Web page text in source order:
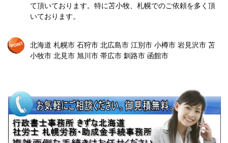
て頂いております。特に苫小牧、札幌でのご依頼を多く頂
いております。
北海道 札幌市 石狩市 北広島市 江別市 小樽市 岩見沢市 苫
小牧市 北見市 旭川市 帯広市 釧路市 函館市